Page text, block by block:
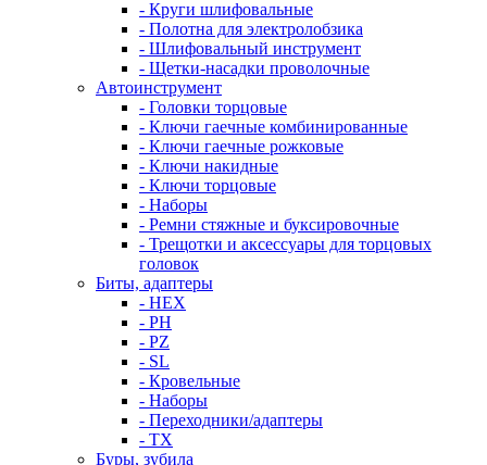
- Круги шлифовальные
- Полотна для электролобзика
- Шлифовальный инструмент
- Щетки-насадки проволочные
Автоинструмент
- Головки торцовые
- Ключи гаечные комбинированные
- Ключи гаечные рожковые
- Ключи накидные
- Ключи торцовые
- Наборы
- Ремни стяжные и буксировочные
- Трещотки и аксессуары для торцовых
головок
Биты, адаптеры
- HEX
- PH
- PZ
- SL
- Кровельные
- Наборы
- Переходники/адаптеры
- ТX
Буры, зубила